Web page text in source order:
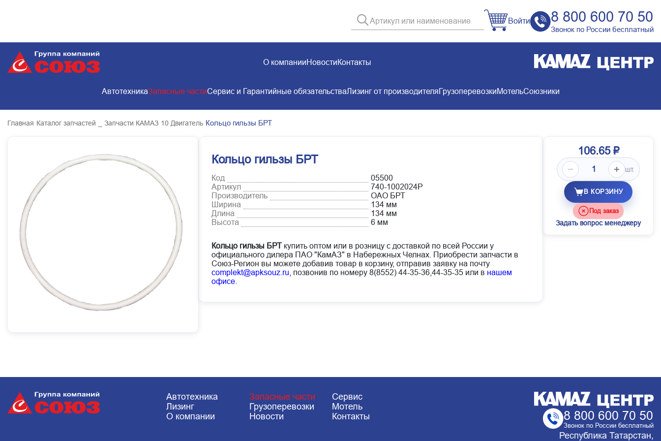
Войти 8 800 600 70 50
Звонок по России бесплатный
О компанииНовостиКонтакты
АвтотехникаЗапасные частиСервис и Гарантийные обязательстваЛизинг от производителяГрузоперевозкиМотельСоюзники
Главная Каталог запчастей _ Запчасти КАМАЗ 10 Двигатель Кольцо гильзы БРТ
Кольцо гильзы БРТ
Код
05500
Артикул
740-1002024Р
Производитель
ОАО БРТ
Ширина
134 мм
Длина
134 мм
Высота
6 мм
Кольцо гильзы БРТкупить оптом или в розницу с доставкой по всей России у
официального дилера ПАО "КамАЗ" в Набережных Челнах. Приобрести запчасти в
Союз-Регион вы можете добавив товар в корзину, отправив заявку на почту
complekt@apksouz.ru, позвонив по номеру 8(8552) 44-35-36,44-35-35 или в нашем
офисе
106.65 ₽
шт.
В КОРЗИНУ
Под заказ
Задать вопрос менеджеру
Автотехника Запасные части
Сервис
Лизинг
Грузоперевозки
Мотель
О компании
Новости Контакты 8 800 600 70 50
Звонок по России бесплатный
Республика Татарстан,